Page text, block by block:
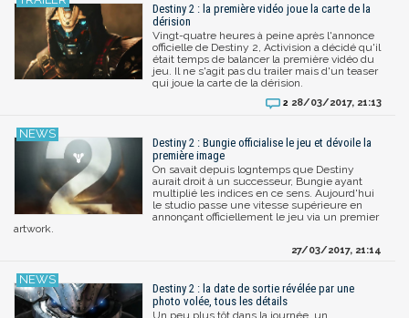
Destiny 2 : la première vidéo joue la carte de la
dérision
Vingt-quatre heures à peine après l'annonce
officielle de Destiny 2, Activision a décidé qu'il
était temps de balancer la première vidéo du
jeu. Il ne s'agit pas du trailer mais d'un teaser
qui joue la carte de la dérision.
2 28/03/2017, 21:13
Destiny 2 : Bungie officialise le jeu et dévoile la
première image
On savait depuis logntemps que Destiny
aurait droit à un successeur, Bungie ayant
multiplié les indices en ce sens. Aujourd'hui
le studio passe une vitesse supérieure en
annonçant officiellement le jeu via un premier
artwork.
27/03/2017, 21:14
Destiny 2 : la date de sortie révélée par une
photo volée, tous les détails
Un peu plus tôt dans la journée, un